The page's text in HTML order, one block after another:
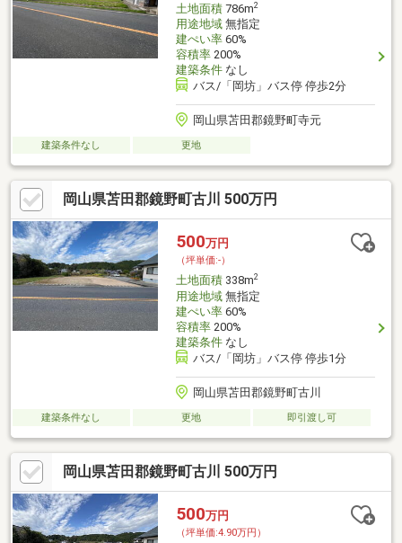
土地面積786m2
用途地域無指定
建ぺい率60%
容積率200%
建築条件なし
バス/「岡坊」バス停 停歩2分
岡山県苫田郡鏡野町寺元
建築条件なし 更地
岡山県苫田郡鏡野町古川 500万円
500万円
（坪単価:-）
土地面積338m2
用途地域無指定
建ぺい率60%
容積率200%
建築条件なし
バス/「岡坊」バス停 停歩1分
岡山県苫田郡鏡野町古川
建築条件なし 更地 即引渡し可
岡山県苫田郡鏡野町古川 500万円
500万円
（坪単価:4.90万円）